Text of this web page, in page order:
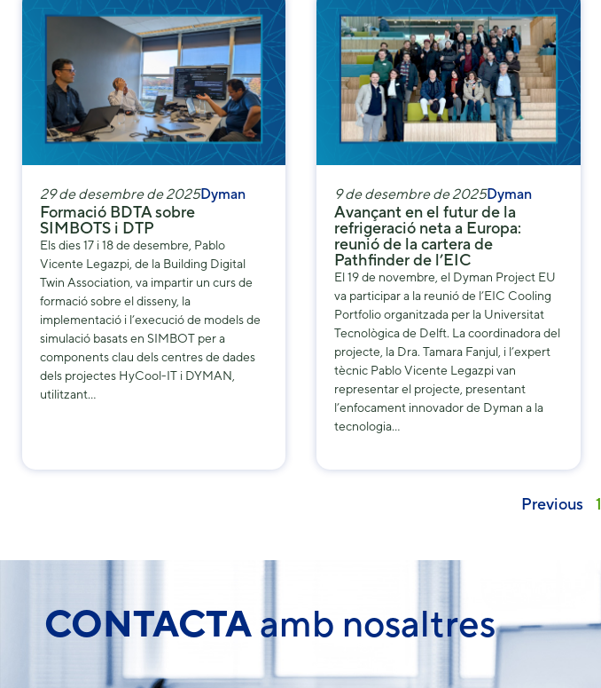
29 de desembre de 2025Dyman
Formació BDTA sobre
SIMBOTS i DTP
Els dies 17 i 18 de desembre, Pablo
Vicente Legazpi, de la Building Digital
Twin Association, va impartir un curs de
formació sobre el disseny, la
implementació i l’execució de models de
simulació basats en SIMBOT per a
components clau dels centres de dades
dels projectes HyCool-IT i DYMAN,
utilitzant…
9 de desembre de 2025Dyman
Avançant en el futur de la
refrigeració neta a Europa:
reunió de la cartera de
Pathfinder de l’EIC
El 19 de novembre, el Dyman Project EU
va participar a la reunió de l’EIC Cooling
Portfolio organitzada per la Universitat
Tecnològica de Delft. La coordinadora del
projecte, la Dra. Tamara Fanjul, i l’expert
tècnic Pablo Vicente Legazpi van
representar el projecte, presentant
l’enfocament innovador de Dyman a la
tecnologia…
Previous 1
CONTACTA amb nosaltres